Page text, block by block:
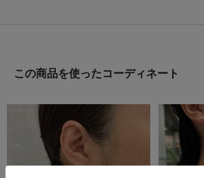
この商品を使ったコーディネート